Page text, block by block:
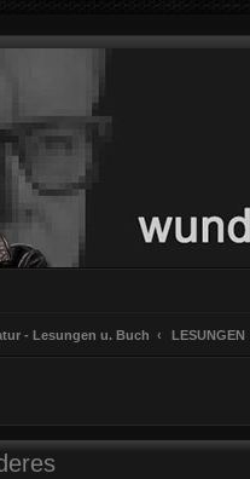
- Lesungen u. Buch LESUNGEN